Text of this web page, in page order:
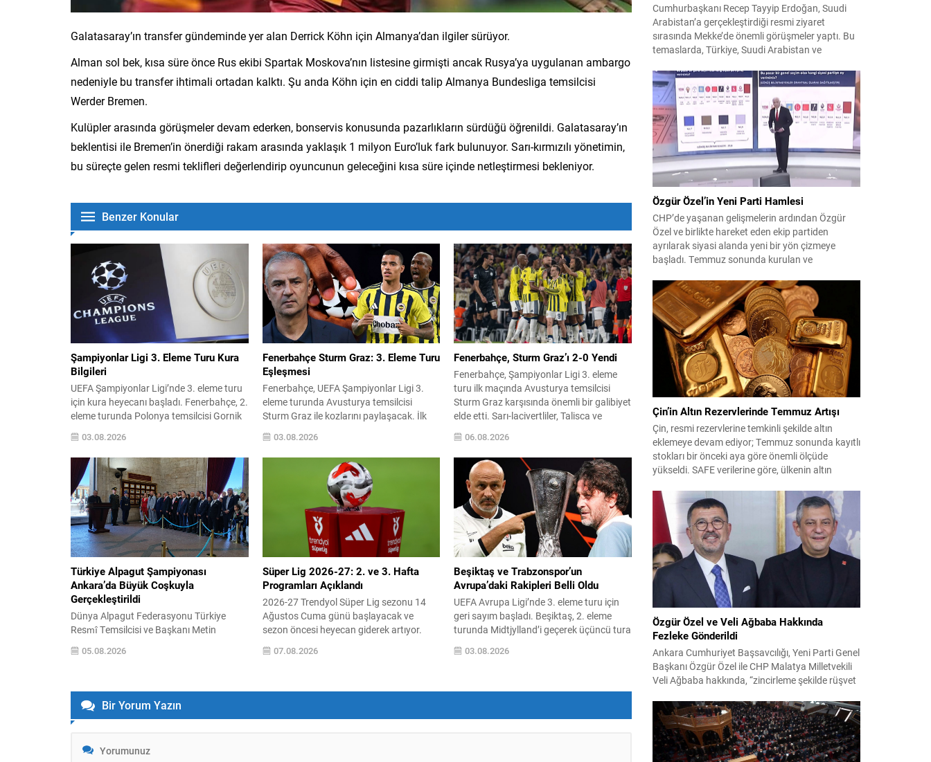
Galatasaray’ın transfer gündeminde yer alan Derrick Köhn için Almanya’dan ilgiler sürüyor.
Alman sol bek, kısa süre önce Rus ekibi Spartak Moskova’nın listesine girmişti ancak Rusya’ya uygulanan ambargo
nedeniyle bu transfer ihtimali ortadan kalktı. Şu anda Köhn için en ciddi talip Almanya Bundesliga temsilcisi
Werder Bremen.
Kulüpler arasında görüşmeler devam ederken, bonservis konusunda pazarlıkların sürdüğü öğrenildi. Galatasaray’ın
beklentisi ile Bremen’in önerdiği rakam arasında yaklaşık 1 milyon Euro’luk fark bulunuyor. Sarı-kırmızılı yönetimin,
bu süreçte gelen resmi teklifleri değerlendirip oyuncunun geleceğini kısa süre içinde netleştirmesi bekleniyor.
Benzer Konular
Şampiyonlar Ligi 3. Eleme Turu Kura
Bilgileri
UEFA Şampiyonlar Ligi’nde 3. eleme turu
için kura heyecanı başladı. Fenerbahçe, 2.
eleme turunda Polonya temsilcisi Gornik
Zabrze’yi eledikten sonra, bir sonraki
turda Avusturya ekibi Sturm Graz ile
eşleşti; bu rakibini geçerse play-off
aşamasına yükselecek. Kura çekimi, 3
Ağustos 2026 Pazartesi günü saat
13.00‘te İsviçre’nin Nyon kentindeki UEFA
Genel Merkezi’nde...
03.08.2026
Fenerbahçe Sturm Graz: 3. Eleme Turu
Eşleşmesi
Fenerbahçe, UEFA Şampiyonlar Ligi 3.
eleme turunda Avusturya temsilcisi
Sturm Graz ile kozlarını paylaşacak. İlk
karşılaşma 5 Ağustos Çarşamba günü
saat 21.00’de Kadıköy’de oynanırken,
rövanş 11 Ağustos Salı günü TSİ
21.30’da sahada olacak. İki maç
sonunda turu geçen takım, play-off
turunda daha önce belirlenen eşleşmenin
galibiyle karşılaşacak. Kura çekimi
İsviçre’nin...
03.08.2026
Fenerbahçe, Sturm Graz’ı 2-0 Yendi
Fenerbahçe, Şampiyonlar Ligi 3. eleme
turu ilk maçında Avusturya temsilcisi
Sturm Graz karşısında önemli bir galibiyet
elde etti. Sarı-lacivertliler, Talisca ve
Greenwood’un attığı gollerle sahadan 2-0
üstün ayrıldı ve rövanş öncesi avantaj
sağladı. Karşılaşma sonrası takım
yönetimi mücadeleyi değerlendirdi ve
gelecek planlarına dair bilgi verdi.
Futboldan sorumlu yönetici Cihan
Kamer,...
06.08.2026
Türkiye Alpagut Şampiyonası
Ankara’da Büyük Coşkuyla
Gerçekleştirildi
Dünya Alpagut Federasyonu Türkiye
Resmî Temsilcisi ve Başkanı Metin
Karadeniz: “Türkiye Alpagut
Şampiyonası, Türk Savaş Sanatlarının
Türkiye Resmî Temsilciliği tarafından
organize edilen 2026 Türkiye Alpagut
Şampiyonası, 30 Temmuz–2 Ağustos
Taha Akgül Spor Salonu’nda büyük...
05.08.2026
Süper Lig 2026-27: 2. ve 3. Hafta
Programları Açıklandı
2026-27 Trendyol Süper Lig sezonu 14
Ağustos Cuma günü başlayacak ve
sezon öncesi heyecan giderek artıyor.
TFF’den gelen duyuruyla birlikte, ligdeki 2.
ve 3. hafta maç takvimleri resmi olarak
07.08.2026
Beşiktaş ve Trabzonspor’un
Avrupa’daki Rakipleri Belli Oldu
UEFA Avrupa Ligi’nde 3. eleme turu için
geri sayım başladı. Beşiktaş, 2. eleme
turunda Midtjylland’i geçerek üçüncü tura
yükseldi ve Çekya’nın Hradec Kralove
takımıyla eşleşti. Trabzonspor ise Süper
03.08.2026
Bir Yorum Yazın
Cumhurbaşkanı Recep Tayyip Erdoğan, Suudi
Arabistan’a gerçekleştirdiği resmi ziyaret
sırasında Mekke’de önemli görüşmeler yaptı. Bu
temaslarda, Türkiye, Suudi Arabistan ve
birliği çerçevesi oluşturuldu. Ziyaretin en somut
çıktısı, üç ülkenin imza attığı Mekke Ortak
Savunma Anlaşması oldu. Anlaşma; ortak
güvenlik yaklaşımıyla bölgesel barış, istikrar...
Özgür Özel’in Yeni Parti Hamlesi
CHP’de yaşanan gelişmelerin ardından Özgür
Özel ve birlikte hareket eden ekip partiden
ayrılarak siyasi alanda yeni bir yön çizmeye
başladı. Temmuz sonunda kurulan ve
kısa sürede muhalif medyanın gündemine girdi.
Kuruluşun hemen ardından bazı anket sonuçları
kamuoyuna yansıyınca, partinin tabanda karşılık
bulduğu iddiaları gündemi...
Çin’in Altın Rezervlerinde Temmuz Artışı
Çin, resmi rezervlerine temkinli şekilde altın
eklemeye devam ediyor; Temmuz sonunda kayıtlı
stokları bir önceki aya göre önemli ölçüde
yükseldi. SAFE verilerine göre, ülkenin altın
göstererek 76.080.000 ons seviyesine ulaştı. Bu
artış, Çin’in aylık alımlarında yıl içinde dikkat
çeken bir yükselişi temsil ediyor. Temmuz...
Özgür Özel ve Veli Ağbaba Hakkında
Fezleke Gönderildi
Ankara Cumhuriyet Başsavcılığı, Yeni Parti Genel
Başkanı Özgür Özel ile CHP Malatya Milletvekili
Veli Ağbaba hakkında, “zincirleme şekilde rüşvet
Adalet Bakanlığı’na sevk etti. Fezlekeler, 31 Mart
2024 yerel seçimleri ve 4-5 Kasım 2023’teki CHP
38. Olağan Kurultayı sürecine ilişkin iddiaları
kapsıyor. Daha önce Antalya ve İstanbul...